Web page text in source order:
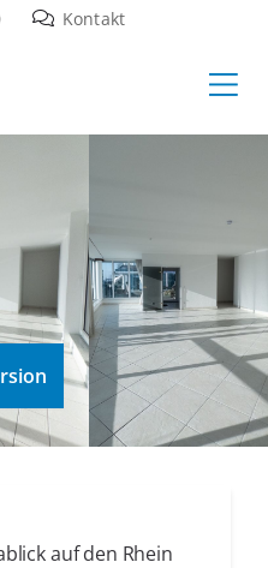
Kontakt
auf den Rhein